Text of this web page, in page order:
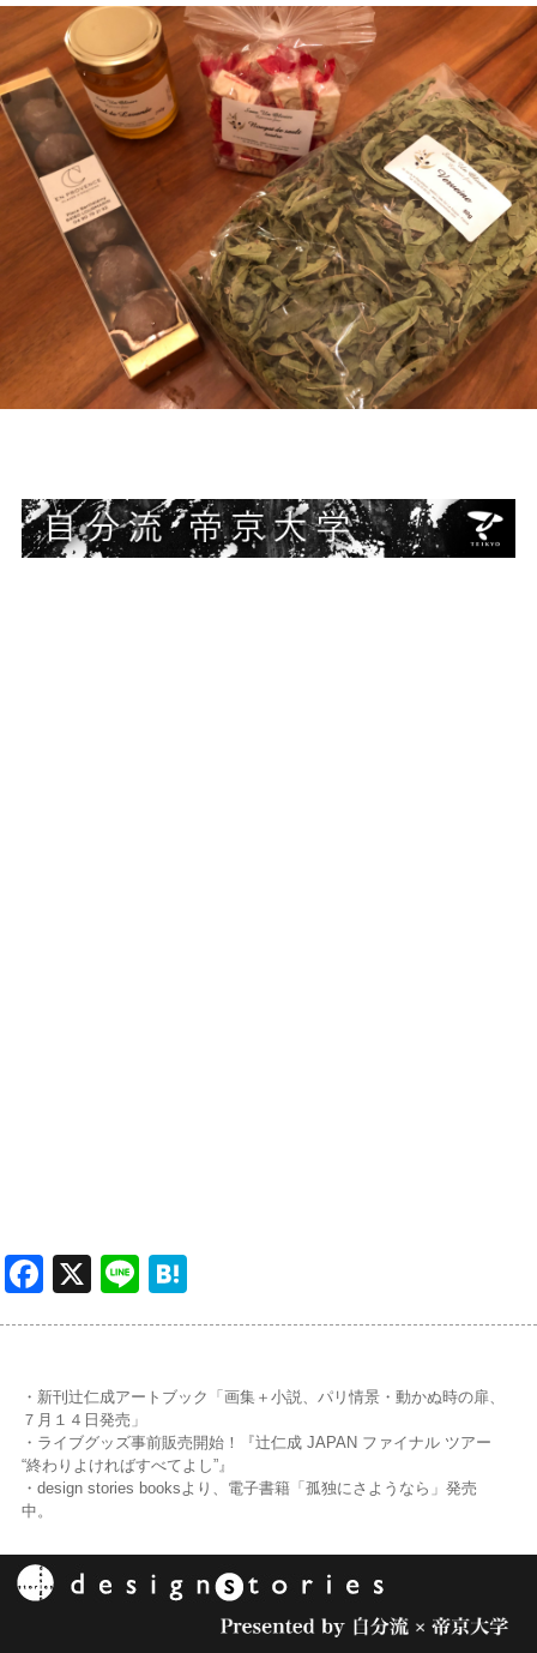
Facebook
X Line
・新刊辻仁成アートブック「画集＋小説、パリ情景・動かぬ時の扉、
７月１４日発売」
・ライブグッズ事前販売開始！『辻仁成 JAPAN ファイナル ツアー
“終わりよければすべてよし”』
・design stories booksより、電子書籍「孤独にさようなら」発売
中。